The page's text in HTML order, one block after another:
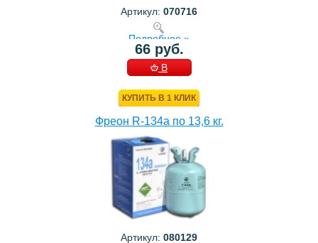
Артикул: 070716
Подробнее »
66 руб.
В
КУПИТЬ В 1 КЛИК
Фреон R-134a по 13,6 кг.
Артикул: 080129